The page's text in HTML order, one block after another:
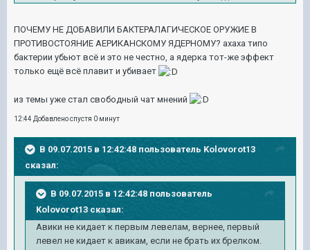
ПОЧЕМУ НЕ ДОБАВИЛИ БАКТЕРАЛАГИЧЕСКОЕ ОРУЖИЕ В
ПРОТИВОСТОЯНИЕ АЕРИКАНСКОМУ ЯДЕРНОМУ? ахаха типо
бактерии убьют всё и это не честно, а ядерка тот-же эффект
только ещё всё плавит и убивает
из темы уже стал свободный чат мнений
12:44 Добавлено спустя 0 минут
В 09.07.2015 в 12:42:48 пользователь Kolovorot13
сказал:
В 09.07.2015 в 12:42:48 пользователь
Kolovorot13 сказал:
Авики не кидает к первым левелам, вернее, первый
левел не кидает к авикам, если не брать их брелком.